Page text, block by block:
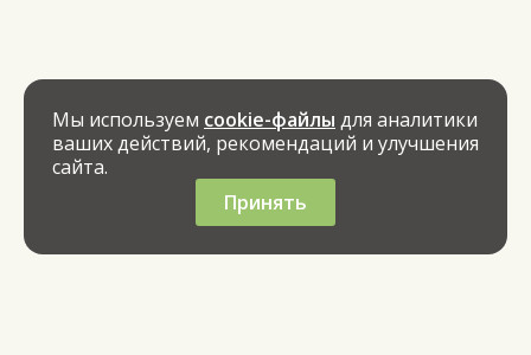
Мы используем cookie-файлы для аналитики
ваших действий, рекомендаций и улучшения
сайта.
Принять